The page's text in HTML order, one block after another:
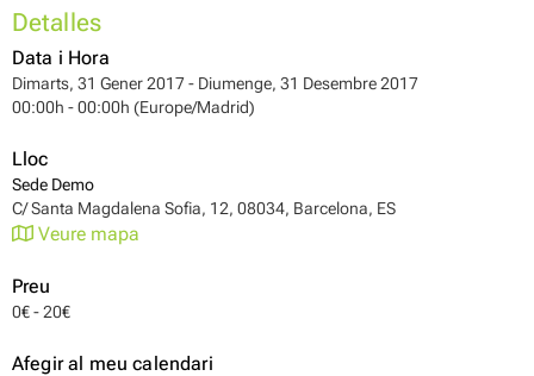
Detalles
Data i Hora
Dimarts, 31 Gener 2017 - Diumenge, 31 Desembre 2017
00:00h - 00:00h (Europe/Madrid)
Lloc
Sede Demo
C/ Santa Magdalena Sofia, 12, 08034, Barcelona, ES
Veure mapa
Preu
0€ - 20€
Afegir al meu calendari